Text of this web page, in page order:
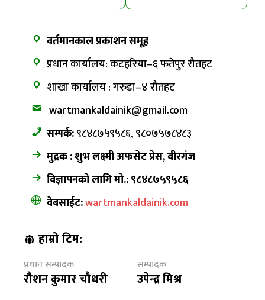
वर्तमानकाल प्रकाशन समूह
प्रधान कार्यालय: कटहरिया–६ फतेपुर रौतहट
शाखा कार्यालय : गरुडा–४ रौतहट
wartmankaldainik@gmail.com
सम्पर्क:९८४८७५९५८६, ९८०७५७८४८३
मुद्रक : शुभ लक्ष्मी अफसेट प्रेस, वीरगंज
विज्ञापनको लागि मो.: ९८४८७५९५८६
वेबसाईट:wartmankaldainik.com
हाम्रो टिम:
प्रधान सम्पादक
रौशन कुमार चौधरी
सम्पादक
उपेन्द्र मिश्र